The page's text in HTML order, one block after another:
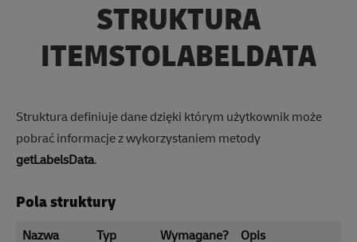
STRUKTURA
ITEMSTOLABELDATA
Struktura definiuje dane dzięki którym użytkownik może
pobrać informacje z wykorzystaniem metody
getLabelsData.
Pola struktury
Nazwa
Typ Wymagane? Opis